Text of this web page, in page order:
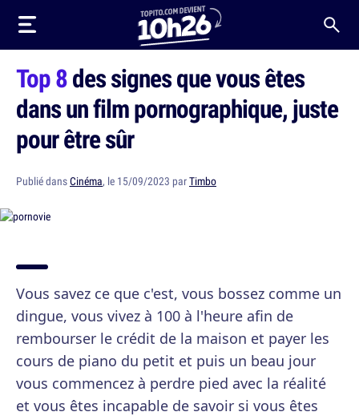
Top 8des signes que vous êtes
dans un film pornographique, juste
pour être sûr
Publié dansCinéma, le 15/09/2023 parTimbo
Vous savez ce que c'est, vous bossez comme un
dingue, vous vivez à 100 à l'heure afin de
rembourser le crédit de la maison et payer les
cours de piano du petit et puis un beau jour
vous commencez à perdre pied avec la réalité
et vous êtes incapable de savoir si vous êtes